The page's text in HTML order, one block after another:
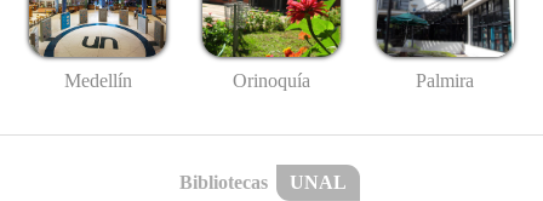
Medellín Orinoquía Palmira
Bibliotecas UNAL